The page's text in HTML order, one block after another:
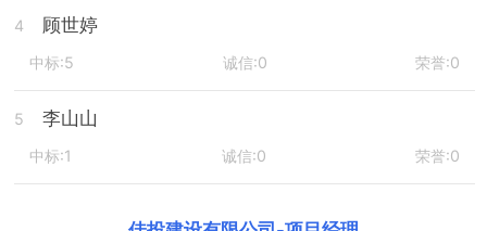
4 顾世婷
中标:5 诚信:0 荣誉:0
5 李山山
中标:1 诚信:0 荣誉:0